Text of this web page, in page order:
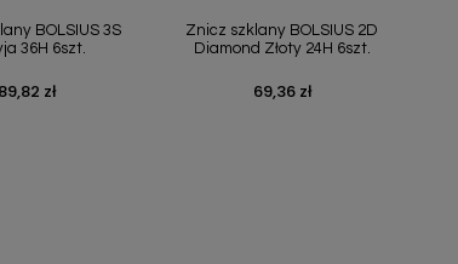
BOLSIUS 3S
36H 6szt.
Cena
89,82 zł
Znicz szklany BOLSIUS 2D
Diamond Złoty 24H 6szt.
Cena
69,36 zł